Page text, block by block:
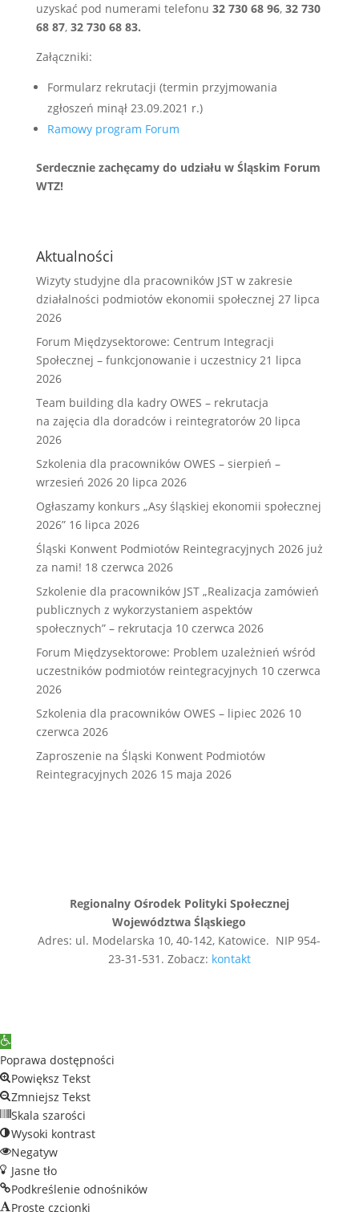
uzyskać pod numerami telefonu 32 730 68 96, 32 730
68 87, 32 730 68 83.
Załączniki:
Formularz rekrutacji (termin przyjmowania
zgłoszeń minął 23.09.2021 r.)
Ramowy program Forum
Serdecznie zachęcamy do udziału w Śląskim Forum
WTZ!
Aktualności
Wizyty studyjne dla pracowników JST w zakresie
działalności podmiotów ekonomii społecznej 27 lipca
2026
Forum Międzysektorowe: Centrum Integracji
Społecznej – funkcjonowanie i uczestnicy 21 lipca
2026
Team building dla kadry OWES – rekrutacja
na zajęcia dla doradców i reintegratorów 20 lipca
2026
Szkolenia dla pracowników OWES – sierpień –
wrzesień 2026 20 lipca 2026
Ogłaszamy konkurs „Asy śląskiej ekonomii społecznej
2026” 16 lipca 2026
Śląski Konwent Podmiotów Reintegracyjnych 2026 już
za nami! 18 czerwca 2026
Szkolenie dla pracowników JST „Realizacja zamówień
publicznych z wykorzystaniem aspektów
społecznych” – rekrutacja 10 czerwca 2026
Forum Międzysektorowe: Problem uzależnień wśród
uczestników podmiotów reintegracyjnych 10 czerwca
2026
Szkolenia dla pracowników OWES – lipiec 2026 10
czerwca 2026
Zaproszenie na Śląski Konwent Podmiotów
Reintegracyjnych 2026 15 maja 2026
Regionalny Ośrodek Polityki Społecznej
Województwa Śląskiego
Adres: ul. Modelarska 10, 40-142, Katowice. NIP 954-
23-31-531. Zobacz: kontakt
Open
toolbar
Poprawa dostępności
Powiększ Tekst
Zmniejsz Tekst
Skala szarości
Wysoki kontrast
Negatyw
Jasne tło
Podkreślenie odnośników
Proste czcionki